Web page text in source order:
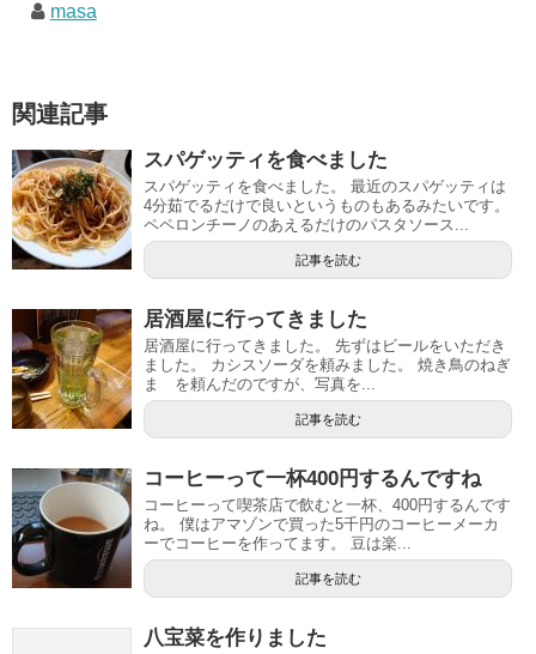
masa
関連記事
スパゲッティを食べました
スパゲッティを食べました。 最近のスパゲッティは
4分茹でるだけで良いというものもあるみたいです。
ペペロンチーノのあえるだけのパスタソース...
記事を読む
居酒屋に行ってきました
居酒屋に行ってきました。 先ずはビールをいただき
ました。 カシスソーダを頼みました。 焼き鳥のねぎ
ま を頼んだのですが、写真を...
記事を読む
コーヒーって一杯400円するんですね
コーヒーって喫茶店で飲むと一杯、400円するんです
ね。 僕はアマゾンで買った5千円のコーヒーメーカ
ーでコーヒーを作ってます。 豆は楽...
記事を読む
八宝菜を作りました